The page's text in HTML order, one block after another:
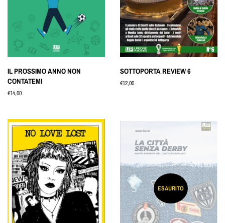
IL PROSSIMO ANNO NON
CONTATEMI
Prezzo
€14,00
SOTTOPORTA REVIEW 6
Prezzo
€12,00
ESAURITO